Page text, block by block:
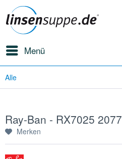
Menü
Alle
Ray-Ban - RX7025 2077
Merken